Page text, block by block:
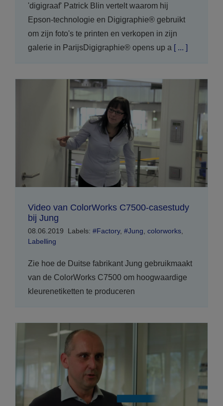
'digigraaf' Patrick Blin vertelt waarom hij
Epson-technologie en Digigraphie® gebruikt
om zijn foto's te printen en verkopen in zijn
galerie in ParijsDigigraphie® opens up a [ ... ]
Video van ColorWorks C7500-casestudy
bij Jung
08.06.2019 Labels: #Factory, #Jung, colorworks,
Labelling
Zie hoe de Duitse fabrikant Jung gebruikmaakt
van de ColorWorks C7500 om hoogwaardige
kleurenetiketten te produceren